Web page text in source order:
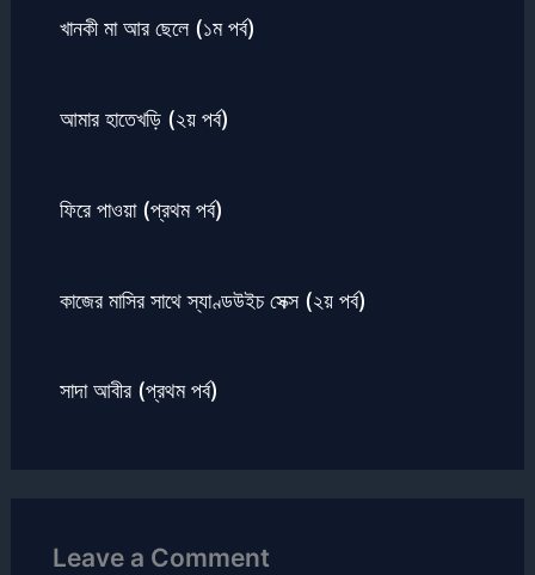
খানকী মা আর ছেলে (১ম পর্ব)
আমার হাতেখড়ি (২য় পর্ব)
ফিরে পাওয়া (প্রথম পর্ব)
কাজের মাসির সাথে স্যাণ্ডউইচ সেক্স (২য় পর্ব)
সাদা আবীর (প্রথম পর্ব)
Leave a Comment